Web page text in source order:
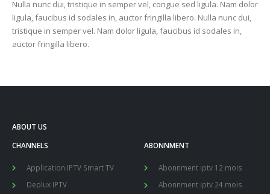
Nulla nunc dui, tristique in semper vel, congue sed ligula. Nam dolor
ligula, faucibus id sodales in, auctor fringilla libero. Nulla nunc dui,
tristique in semper vel. Nam dolor ligula, faucibus id sodales in,
auctor fringilla libero.
ABOUT US
CHANNELS
Application IPTV Smart TV
Deplux IPTV
ABONNMENT
Abonnment iptv 12 mois
Abonnment iptv 24 mois